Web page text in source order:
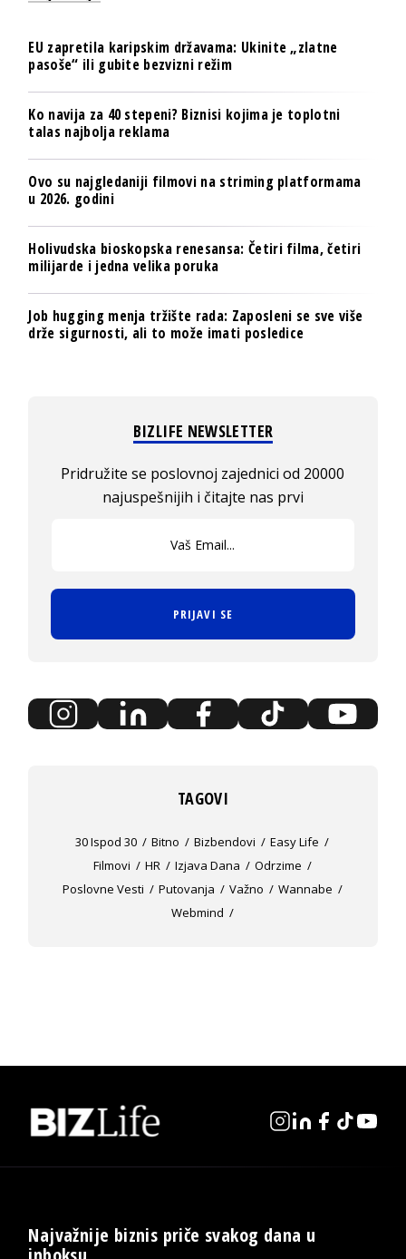
EU zapretila karipskim državama: Ukinite „zlatne
pasoše“ ili gubite bezvizni režim
Ko navija za 40 stepeni? Biznisi kojima je toplotni
talas najbolja reklama
Ovo su najgledaniji filmovi na striming platformama
u 2026. godini
Holivudska bioskopska renesansa: Četiri filma, četiri
milijarde i jedna velika poruka
Job hugging menja tržište rada: Zaposleni se sve više
drže sigurnosti, ali to može imati posledice
BIZLIFE NEWSLETTER
Pridružite se poslovnoj zajednici od 20000
najuspešnijih i čitajte nas prvi
PRIJAVI SE
TAGOVI
30 Ispod 30 Bitno Bizbendovi
Easy Life
Filmovi
HR Izjava Dana
Odrzime
Poslovne Vesti
Putovanja Važno
Wannabe
Webmind
Najvažnije biznis priče svakog dana u